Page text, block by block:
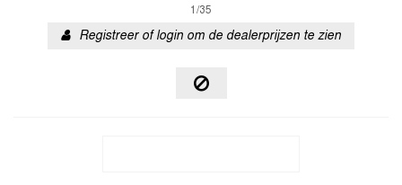
1/35
Registreer of login om de dealerprijzen te zien